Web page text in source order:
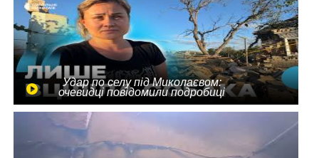
Удар по селу під Миколаєвом:
очевидці повідомили подробиці